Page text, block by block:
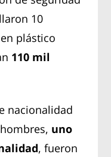
10
plástico
110 mil
nacionalidad
uno
, fueron